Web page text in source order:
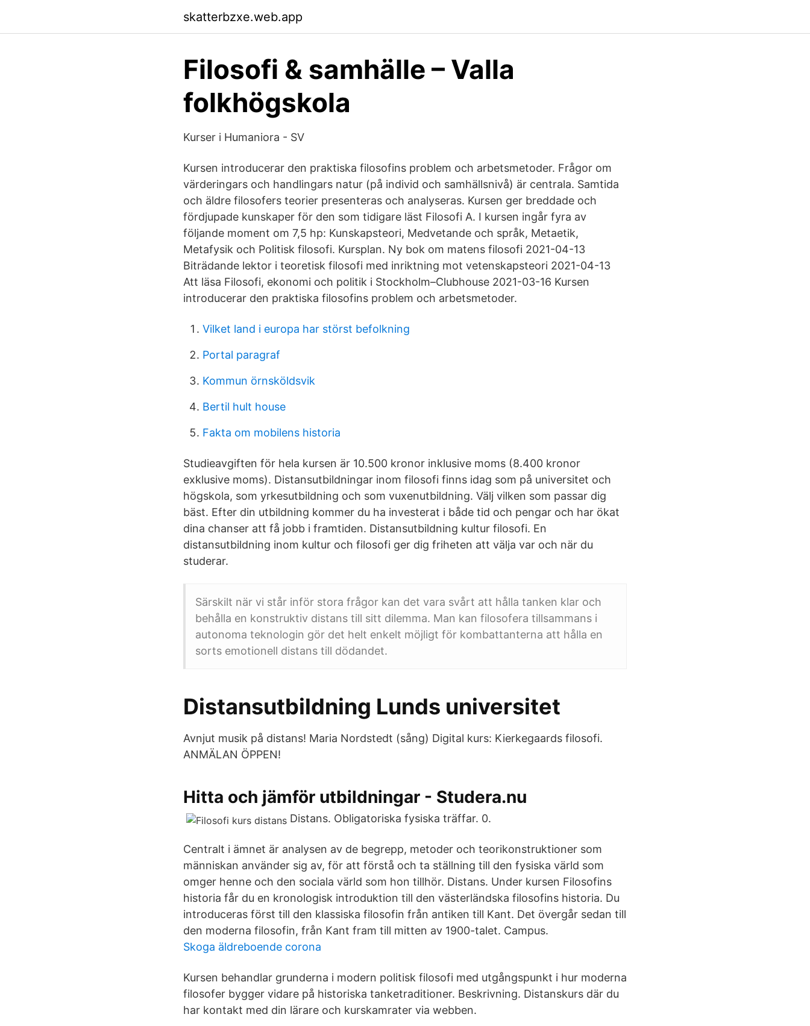
skatterbzxe.web.app
Filosofi & samhälle – Valla
folkhögskola
Kurser i Humaniora - SV
Kursen introducerar den praktiska filosofins problem och arbetsmetoder. Frågor om
värderingars och handlingars natur (på individ och samhällsnivå) är centrala. Samtida
och äldre filosofers teorier presenteras och analyseras. Kursen ger breddade och
fördjupade kunskaper för den som tidigare läst Filosofi A. I kursen ingår fyra av
följande moment om 7,5 hp: Kunskapsteori, Medvetande och språk, Metaetik,
Metafysik och Politisk filosofi. Kursplan. Ny bok om matens filosofi 2021-04-13
Biträdande lektor i teoretisk filosofi med inriktning mot vetenskapsteori 2021-04-13
Att läsa Filosofi, ekonomi och politik i Stockholm–Clubhouse 2021-03-16 Kursen
introducerar den praktiska filosofins problem och arbetsmetoder.
Vilket land i europa har störst befolkning
Portal paragraf
Kommun örnsköldsvik
Bertil hult house
Fakta om mobilens historia
Studieavgiften för hela kursen är 10.500 kronor inklusive moms (8.400 kronor
exklusive moms). Distansutbildningar inom filosofi finns idag som på universitet och
högskola, som yrkesutbildning och som vuxenutbildning. Välj vilken som passar dig
bäst. Efter din utbildning kommer du ha investerat i både tid och pengar och har ökat
dina chanser att få jobb i framtiden. Distansutbildning kultur filosofi. En
distansutbildning inom kultur och filosofi ger dig friheten att välja var och när du
studerar.
Särskilt när vi står inför stora frågor kan det vara svårt att hålla tanken klar och
behålla en konstruktiv distans till sitt dilemma. Man kan filosofera tillsammans i
autonoma teknologin gör det helt enkelt möjligt för kombattanterna att hålla en
sorts emotionell distans till dödandet.
Distansutbildning Lunds universitet
Avnjut musik på distans! Maria Nordstedt (sång) Digital kurs: Kierkegaards filosofi.
ANMÄLAN ÖPPEN!
Hitta och jämför utbildningar - Studera.nu
Distans. Obligatoriska fysiska träffar. 0.
Centralt i ämnet är analysen av de begrepp, metoder och teorikonstruktioner som
människan använder sig av, för att förstå och ta ställning till den fysiska värld som
omger henne och den sociala värld som hon tillhör. Distans. Under kursen Filosofins
historia får du en kronologisk introduktion till den västerländska filosofins historia. Du
introduceras först till den klassiska filosofin från antiken till Kant. Det övergår sedan till
den moderna filosofin, från Kant fram till mitten av 1900-talet. Campus.
Skoga äldreboende corona
Kursen behandlar grunderna i modern politisk filosofi med utgångspunkt i hur moderna
filosofer bygger vidare på historiska tanketraditioner. Beskrivning. Distanskurs där du
har kontakt med din lärare och kurskamrater via webben.